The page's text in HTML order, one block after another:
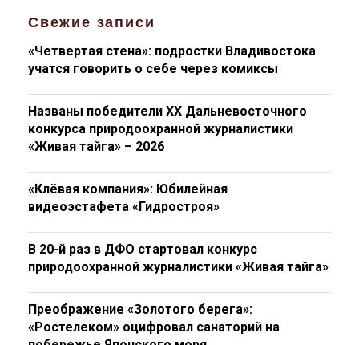
Свежие записи
«Четвертая стена»: подростки Владивостока
учатся говорить о себе через комиксы
Названы победители XX Дальневосточного
конкурса природоохранной журналистики
«Живая тайга» – 2026
«Клёвая компания»: Юбилейная
видеоэстафета «Гидростроя»
В 20-й раз в ДФО стартовал конкурс
природоохранной журналистики «Живая тайга»
Преображение «Золотого берега»:
«Ростелеком» оцифровал санаторий на